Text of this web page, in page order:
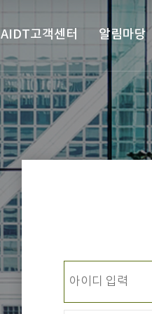
AIDT고객센터 알림마당